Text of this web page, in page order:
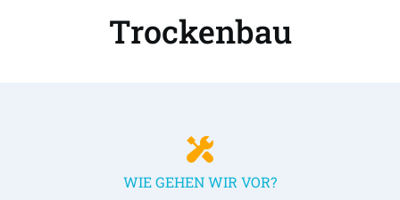
Trockenbau
WIE GEHEN WIR VOR?